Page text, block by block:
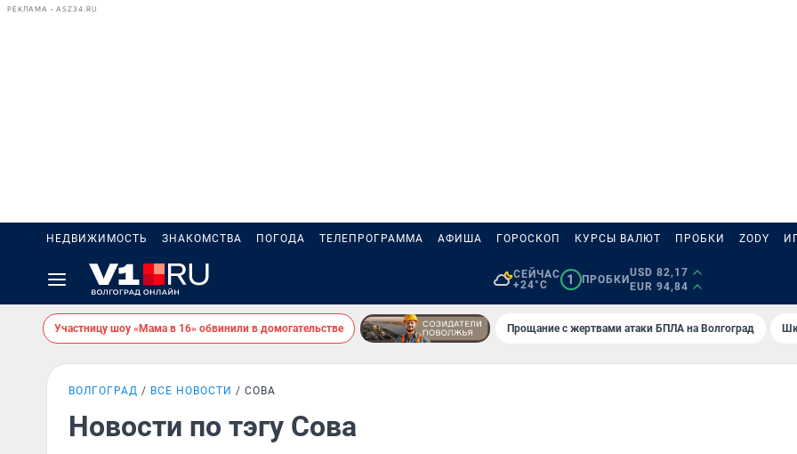
РЕКЛАМА • ASZ34.RU
НЕДВИЖИМОСТЬ ЗНАКОМСТВА ПОГОДА ТЕЛЕПРОГРАММА АФИША ГОРОСКОП КУРСЫ ВАЛЮТ ПРОБКИ ZODY
СЕЙЧАС
+24°C
1 ПРОБКИ
USD 82,17
EUR 94,84
Участницу шоу «Мама в 16» обвинили в домогательстве Прощание с жертвами атаки БПЛА на Волгоград
ВОЛГОГРАД ВСЕ НОВОСТИ СОВА
Новости по тэгу Сова